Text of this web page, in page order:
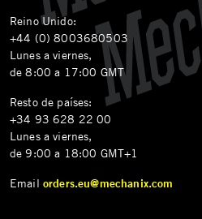
Reino Unido:
+44 (0) 8003680503
Lunes a viernes,
de 8:00 a 17:00 GMT
Resto de países:
+34 93 628 22 00
Lunes a viernes,
de 9:00 a 18:00 GMT+1
Email orders.eu@mechanix.com